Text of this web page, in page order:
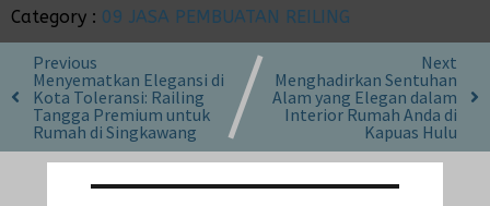
Category : 09 JASA PEMBUATAN REILING
Previous
Menyematkan Elegansi di
Kota Toleransi: Railing
Tangga Premium untuk
Rumah di Singkawang
Next
Menghadirkan Sentuhan
Alam yang Elegan dalam
Interior Rumah Anda di
Kapuas Hulu